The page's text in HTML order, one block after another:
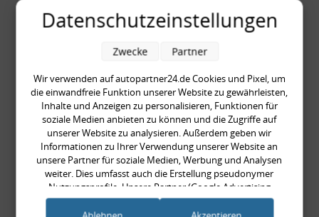
Merkzettel
Rückleuchtenband mit
Blinker, rot, US-Ecken,
Audi 80 Cabrio, Typ 89,
OE-Nr.: 8G0945225 +
8G0945225C
999,99 €
999,99 € pro 1
Datenschutzeinstellungen
Wir verwenden auf autopartner24.de Cookies und Pixel, um
die einwandfreie Funktion unserer Website zu gewährleisten,
Inhalte und Anzeigen zu personalisieren, Funktionen für
soziale Medien anbieten zu können und die Zugriffe auf
unserer Website zu analysieren. Außerdem geben wir
Informationen zu Ihrer Verwendung unserer Website an
unsere Partner für soziale Medien, Werbung und Analysen
weiter. Dies umfasst auch die Erstellung pseudonymer
Nutzungsprofile. Unsere Partner (Google Advertising
Products) führen diese Informationen möglicherweise mit
weiteren Daten zusammen, die Sie ihnen bereitgestellt haben
Zwecke Partner